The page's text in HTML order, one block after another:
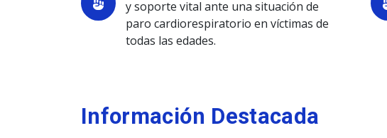
y soporte vital ante una situación de
paro cardiorespiratorio en víctimas de
todas las edades.
Información Destacada